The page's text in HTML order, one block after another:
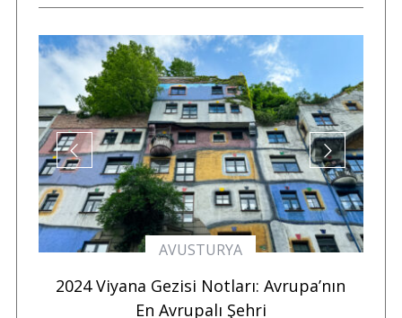
AVUSTURYA
2024 Viyana Gezisi Notları: Avrupa’nın
En Avrupalı Şehri